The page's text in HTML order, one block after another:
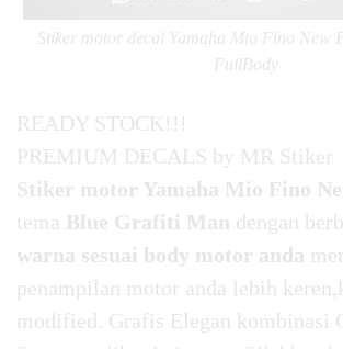
Stiker motor decal Yamaha Mio Fino New
FullBody
READY STOCK!!!
PREMIUM DECALS by MR Stiker
Stiker motor Yamaha Mio Fino
tema Blue Grafiti Man dengan
warna sesuai body motor anda
penampilan motor anda lebih
modified. Grafis Elegan kombinasi